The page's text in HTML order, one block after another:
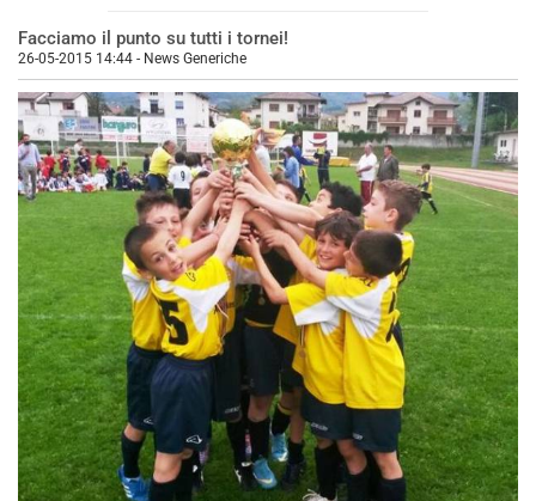
Facciamo il punto su tutti i tornei!
26-05-2015 14:44 - News Generiche